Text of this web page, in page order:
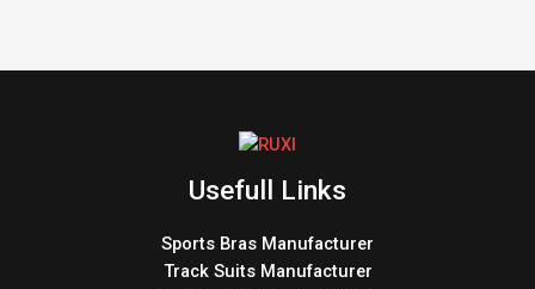
Usefull Links
Sports Bras Manufacturer
Track Suits Manufacturer